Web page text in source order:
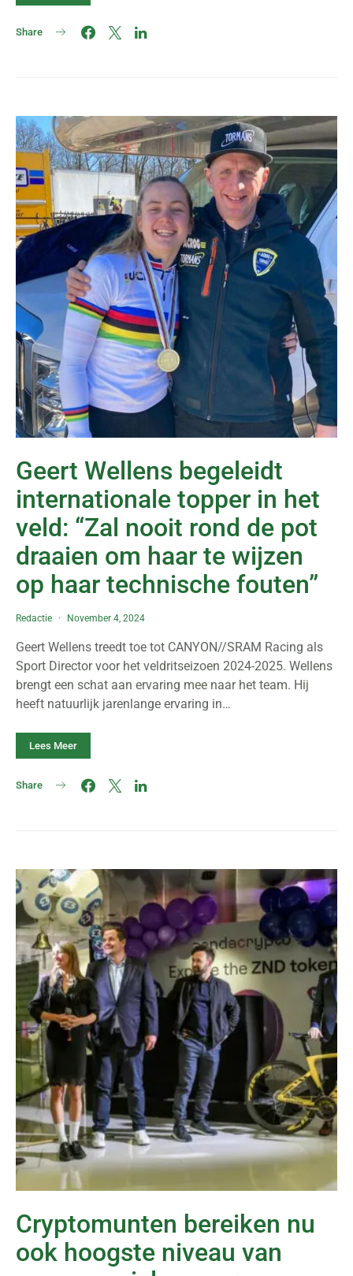
Share
Geert Wellens begeleidt
internationale topper in het
veld: “Zal nooit rond de pot
draaien om haar te wijzen
op haar technische fouten”
Redactie November 4, 2024
Geert Wellens treedt toe tot CANYON//SRAM Racing als
Sport Director voor het veldritseizoen 2024-2025. Wellens
brengt een schat aan ervaring mee naar het team. Hij
heeft natuurlijk jarenlange ervaring in…
Lees Meer
Share
Cryptomunten bereiken nu
ook hoogste niveau van